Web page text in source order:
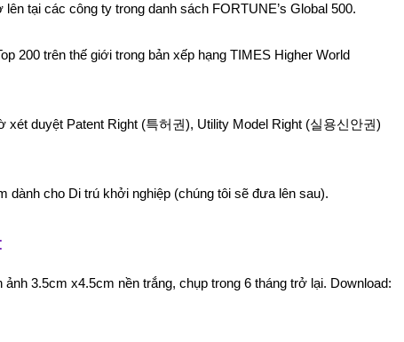
tại các công ty trong danh sách FORTUNE’s Global 500.
200 trên thế giới trong bản xếp hạng TIMES Higher World
duyệt Patent Right (특허권), Utility Model Right (실용신안권)
dành cho Di trú khởi nghiệp (chúng tôi sẽ đưa lên sau).
ảnh 3.5cm x4.5cm nền trắng, chụp trong 6 tháng trở lại. Download: